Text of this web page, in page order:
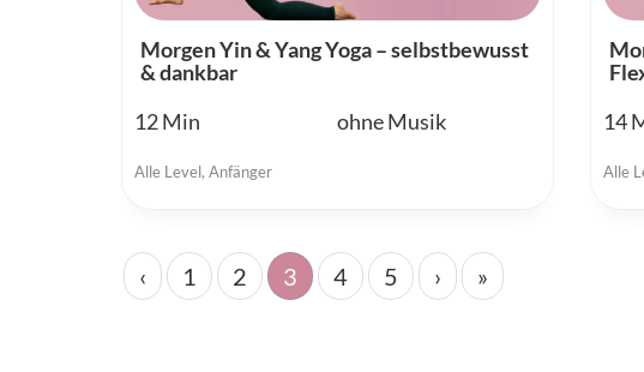
Morgen Yin & Yang Yoga – selbstbewusst
& dankbar
12
ohne Musik
Alle Level, Anfänger
14
Alle
‹ 1 2 3 4 5 › »